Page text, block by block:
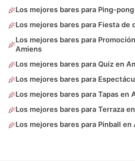
Los mejores bares para Ping-
Los mejores bares para Fiesta de
Los mejores bares para
Amiens
Los mejores bares para Quiz en
Los mejores bares para
Los mejores bares para Tapas en
Los mejores bares para Terraza
Los mejores bares para Pinball en